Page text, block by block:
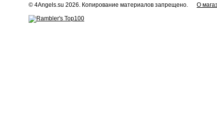
© 4Angels.su 2026. Копирование материалов запрещено. О